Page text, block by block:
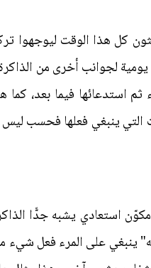
كل هذا الوقت
لجوانب أخرى من
فيما بعد، كما
التي ينبغي فعلها فحسب
مكوّن استعادي يشبه جدًّا
ينبغي على المرء فعل